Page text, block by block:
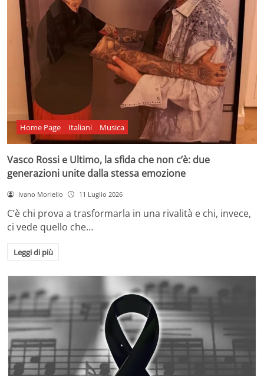
Home Page Italiani Musica
Vasco Rossi e Ultimo, la sfida che non c’è: due
generazioni unite dalla stessa emozione
Ivano Moriello 11 Luglio 2026
C’è chi prova a trasformarla in una rivalità e chi, invece,
ci vede quello che…
Leggi di più